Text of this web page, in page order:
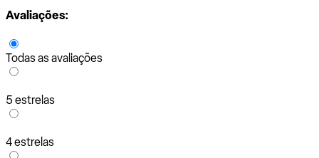
Avaliações:
Todas as avaliações
5 estrelas
4 estrelas